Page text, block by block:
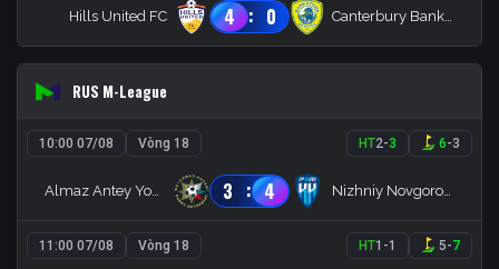
Hills United FC 4 : 0 Canterbury Bankstown
RUS M-League
10:00 07/08 Vòng 18 HT2-3 6-3
Almaz Antey Youth 3 : 4 Nizhniy Novgorod (Y)
11:00 07/08 Vòng 18 HT1 -1 5-7